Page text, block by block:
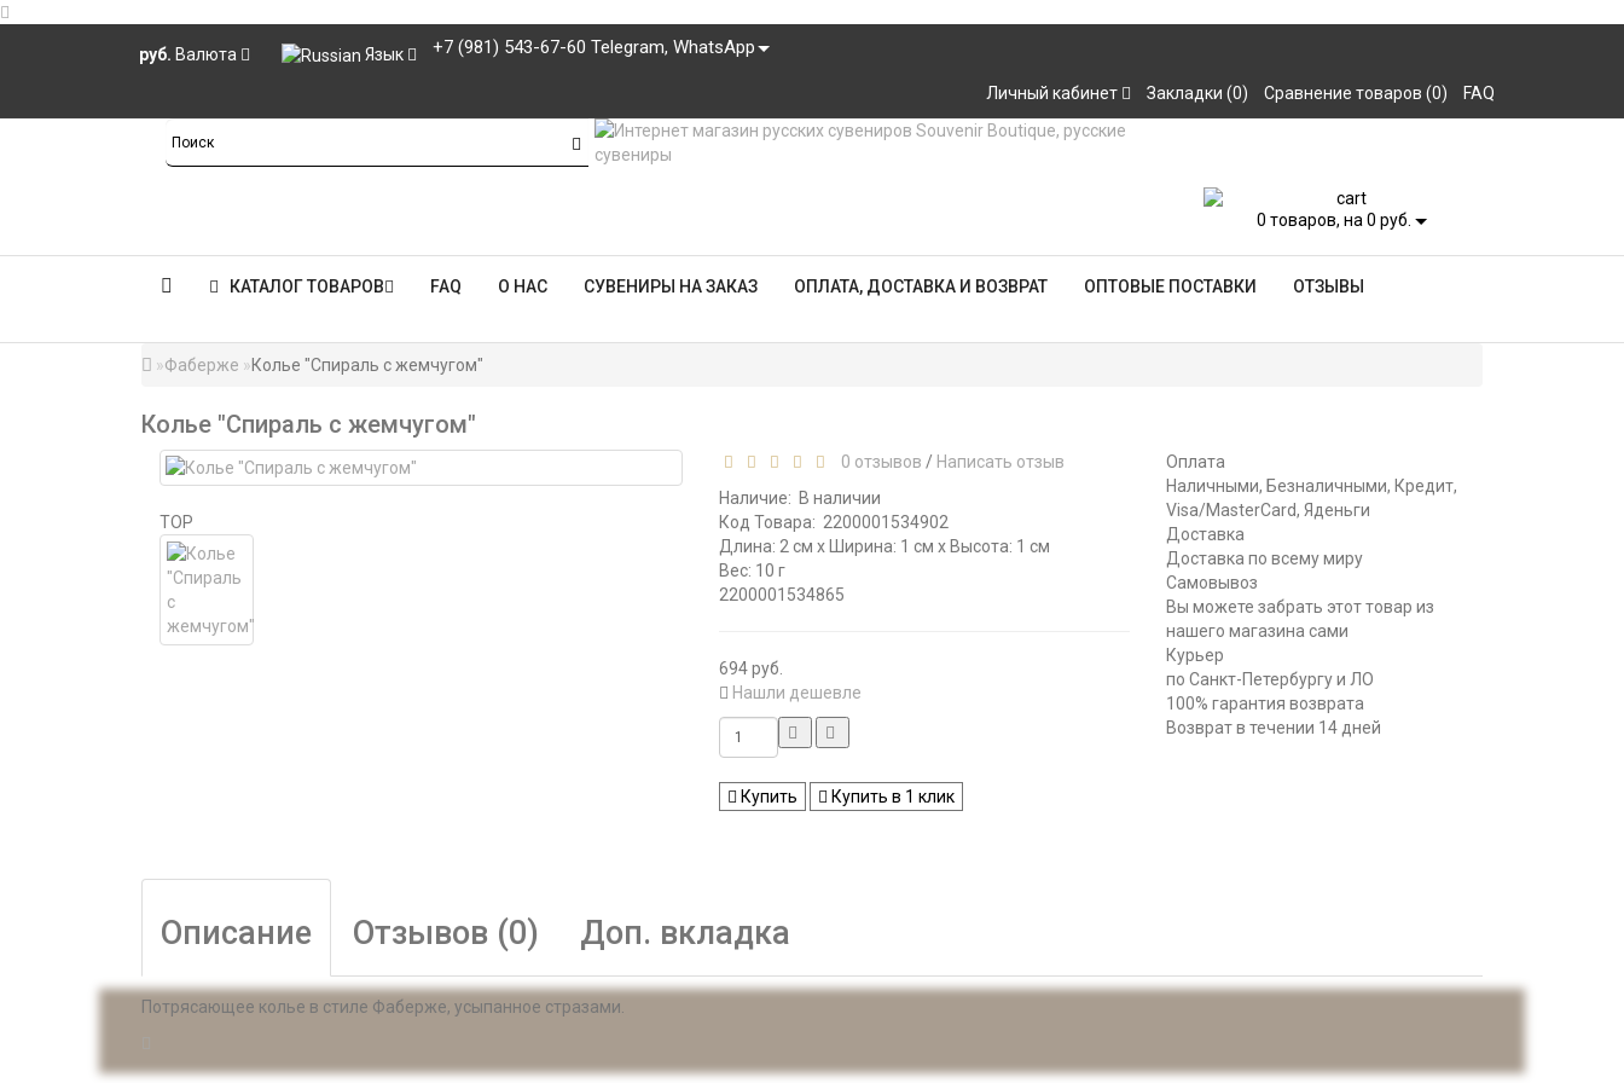
руб. Валюта Язык +7 (981) 543-67-60 Telegram, WhatsApp
Личный кабинет Закладки (0) Сравнение товаров (0) FAQ
0 товаров, на 0 руб.
КАТАЛОГ ТОВАРОВ FAQ О НАС СУВЕНИРЫ НА ЗАКАЗ ОПЛАТА, ДОСТАВКА И ВОЗВРАТ ОПТОВЫЕ ПОСТАВКИ ОТЗЫВЫ
Фаберже Колье "Спираль с жемчугом"
Колье "Спираль с жемчугом"
TOP
0 отзывов / Написать отзыв
Наличие: В наличии
Код Товара: 2200001534902
Длина: 2 см x Ширина: 1 см x Высота: 1 см
Вес: 10 г
2200001534865
694 руб.
Нашли дешевле
Купить Купить в 1 клик
Оплата
Наличными, Безналичными, Кредит,
Visa/MasterCard, Яденьги
Доставка
Доставка по всему миру
Самовывоз
Вы можете забрать этот товар из
нашего магазина сами
Курьер
по Санкт-Петербургу и ЛО
100% гарантия возврата
Возврат в течении 14 дней
Описание Отзывов (0) Доп. вкладка
Потрясающее колье в стиле Фаберже, усыпанное стразами.